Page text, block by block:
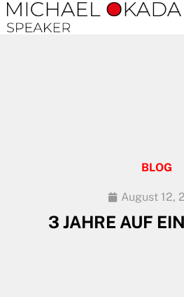
BLOG
August 12,
3 JAHRE AUF